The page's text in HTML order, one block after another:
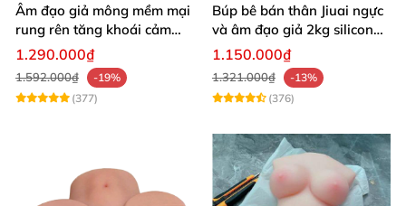
Âm đạo giả mông mềm mại
rung rên tăng khoái cảm
thủ dâm dễ dàng thoải mái
1.290.000₫
1.592.000₫
-19%
(377)
Búp bê bán thân Jiuai ngực
và âm đạo giả 2kg silicon
nguyên khối cao cấp
1.150.000₫
1.321.000₫
-13%
(376)